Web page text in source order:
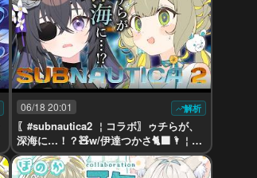
06/18 20:01 解析
〖#subnautica2 ￤コラボ〗ゥチらが、
深海に…！？🧸w/伊達つかさ🐈‍⬛🌂￤#
陽茅ほかほか￤#UniVIRTUAL #Vtuber